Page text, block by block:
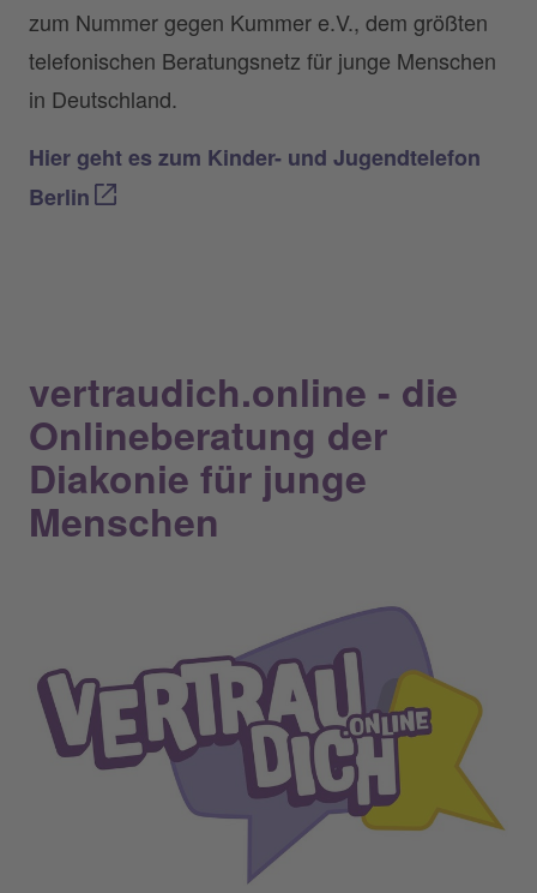
zum Nummer gegen Kummer e.V., dem größten
telefonischen Beratungsnetz für junge Menschen
in Deutschland.
Hier geht es zum Kinder- und Jugendtelefon
Berlin
vertraudich.online - die
Onlineberatung der
Diakonie für junge
Menschen